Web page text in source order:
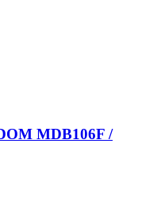
MDB106F /